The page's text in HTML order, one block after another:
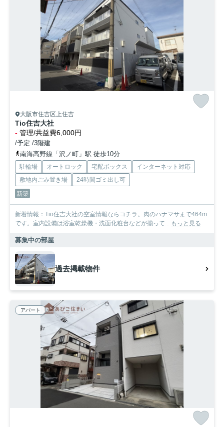
大阪市住吉区上住吉
Tio住吉大社
- 管理/共益費6,000円
/予定 /3階建
南海高野線「沢ノ町」駅 徒歩10分
駐輪場 オートロック 宅配ボックス
インターネット対応
敷地内ごみ置き場
24時間ゴミ出し可
新築
新着情報：Tio住吉大社の空室情報ならコチラ。肉のハナマサまで464m
です。室内設備は浴室乾燥機・洗面化粧台などが揃って... もっと見る
募集中の部屋
過去掲載物件
アパート